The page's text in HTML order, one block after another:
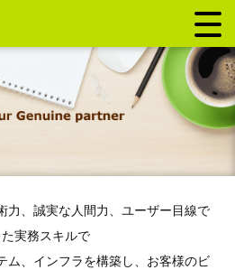
力、誠実な人間力、ユーザー目線で
実務スキルで
ム、インフラを構築し、お客様のビ